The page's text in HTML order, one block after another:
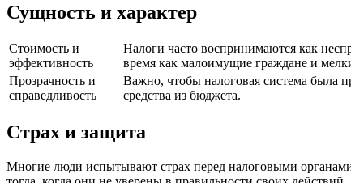
Сущность и характер
Стоимость и
эффективность
Налоги часто воспринимаются как
время как малоимущие граждане и
Прозрачность и
справедливость
Важно, чтобы налоговая система была
средства из бюджета.
Страх и защита
Многие люди испытывают страх перед налоговыми